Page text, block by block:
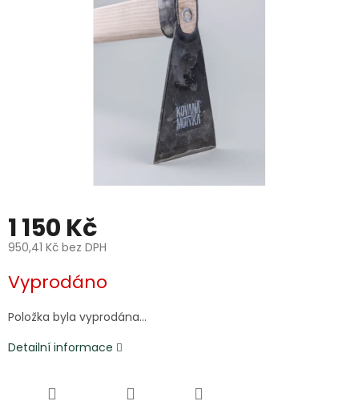
1 150 Kč
950,41 Kč bez DPH
cena:
Vyprodáno
Položka byla vyprodána…
Detailní informace